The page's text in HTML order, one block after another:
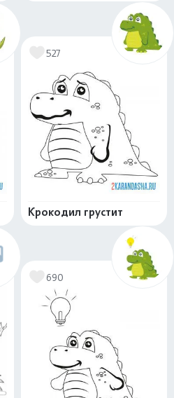
527
Крокодил грустит
690